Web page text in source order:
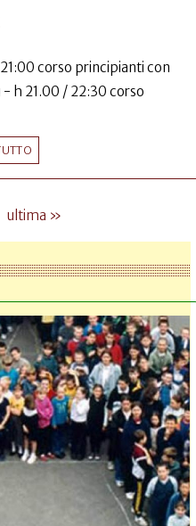
corso principianti con
- h 21.00 / 22:30 corso
ultima »